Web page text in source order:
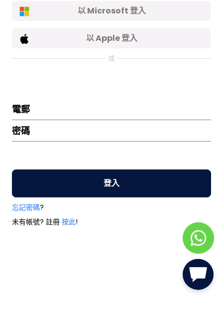
以 Microsoft 登入
以 Apple 登入
或
電郵
密碼
登入
忘記密碼?
未有帳號? 註冊 按此!